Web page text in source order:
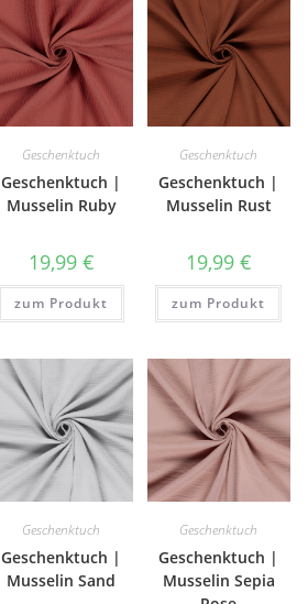
Geschenktuch
Geschenktuch |
Musselin Ruby
19,99 €
zum Produkt
Geschenktuch
Geschenktuch |
Musselin Rust
19,99 €
zum Produkt
Geschenktuch
Geschenktuch |
Musselin Sand
Geschenktuch
Geschenktuch |
Musselin Sepia